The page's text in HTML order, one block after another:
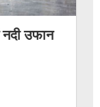
नदी उफान